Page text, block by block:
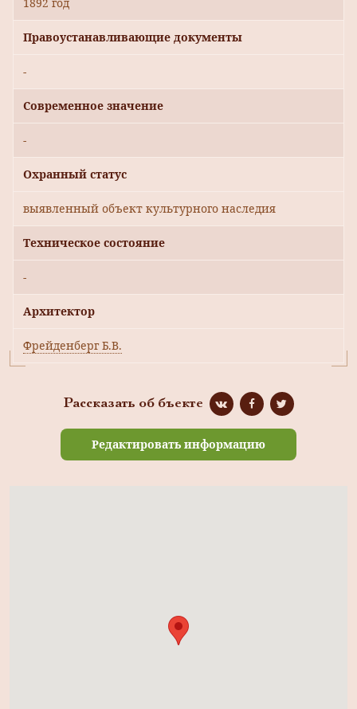
Правоустанавливающие документы
-
Современное значение
-
Охранный статус
выявленный объект культурного наследия
Техническое состояние
-
Архитектор
Фрейденберг Б.В.
Рассказать об бъекте
Редактировать информацию